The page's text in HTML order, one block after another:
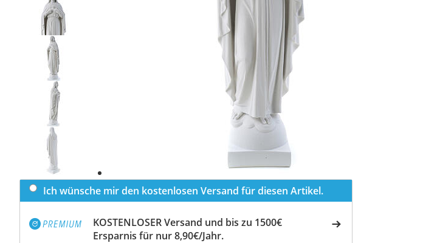
Previous
slide
Next
slide
Ich wünsche mir den kostenlosen Versand für diesen Artikel.
KOSTENLOSER Versand und bis zu 1500€
Ersparnis für nur 8,90€/Jahr.